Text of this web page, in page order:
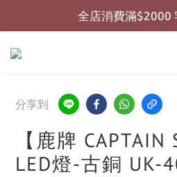
全店消費滿$999
全店消費滿$2000
全店消費滿$999
分享到
【鹿牌 CAPTAIN
LED燈-古銅 UK-